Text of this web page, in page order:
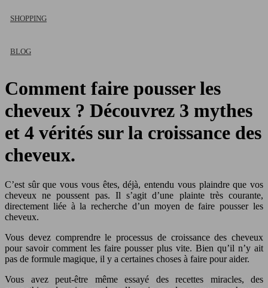
SHOPPING
BLOG
Comment faire pousser les
cheveux ? Découvrez 3 mythes
et 4 vérités sur la croissance des
cheveux.
C’est sûr que vous vous êtes, déjà, entendu vous plaindre que vos
cheveux ne poussent pas. Il s’agit d’une plainte très courante,
directement liée à la recherche d’un moyen de faire pousser les
cheveux.
Vous devez comprendre le processus de croissance des cheveux
pour savoir comment les faire pousser plus vite. Bien qu’il n’y ait
pas de formule magique, il y a certaines choses à faire pour aider.
Vous avez peut-être même essayé des recettes miracles, des